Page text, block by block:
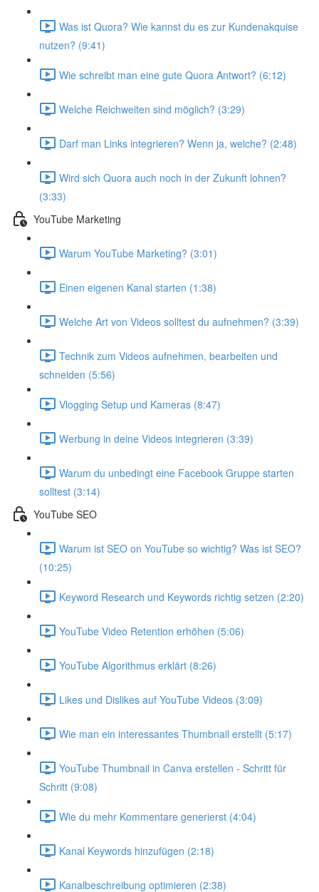
Was ist Quora? Wie kannst du es zur Kundenakquise
nutzen? (9:41)
Wie schreibt man eine gute Quora Antwort? (6:12)
Welche Reichweiten sind möglich? (3:29)
Darf man Links integrieren? Wenn ja, welche? (2:48)
Wird sich Quora auch noch in der Zukunft lohnen?
(3:33)
YouTube Marketing
Warum YouTube Marketing? (3:01)
Einen eigenen Kanal starten (1:38)
Welche Art von Videos solltest du aufnehmen? (3:39)
Technik zum Videos aufnehmen, bearbeiten und
schneiden (5:56)
Vlogging Setup und Kameras (8:47)
Werbung in deine Videos integrieren (3:39)
Warum du unbedingt eine Facebook Gruppe starten
solltest (3:14)
YouTube SEO
Warum ist SEO on YouTube so wichtig? Was ist SEO?
(10:25)
Keyword Research und Keywords richtig setzen (2:20)
YouTube Video Retention erhöhen (5:06)
YouTube Algorithmus erklärt (8:26)
Likes und Dislikes auf YouTube Videos (3:09)
Wie man ein interessantes Thumbnail erstellt (5:17)
YouTube Thumbnail in Canva erstellen - Schritt für
Schritt (9:08)
Wie du mehr Kommentare generierst (4:04)
Kanal Keywords hinzufügen (2:18)
Kanalbeschreibung optimieren (2:38)